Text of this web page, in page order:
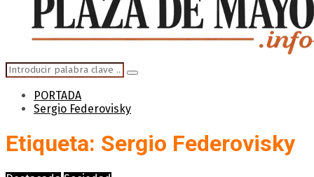
Search
for:
Search
PORTADA
Sergio Federovisky
Etiqueta: Sergio Federovisky